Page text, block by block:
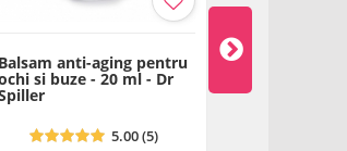
Balsam anti-aging pentru
si buze - 20 ml - Dr
5.00 (5)
Fiola Anti
Colagen - 5 ml